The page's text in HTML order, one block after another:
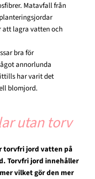
Matavfall från
att lagra vatten och
bra för
annorlunda
har varit det
blomjord.
utan torv
torvfri jord vatten på
Torvfri jord innehåller
vilket gör den mer